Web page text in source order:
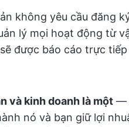
không yêu cầu đăng
lý mọi hoạt động từ
được báo cáo trực tiếp
và kinh doanh là một —
nó và bạn giữ lợi